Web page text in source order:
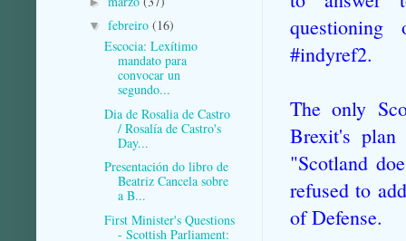
questioning
#indyref2.
The only
Brexit's plan
"Scotland
refused to
of Defense.
▼ febreiro (16)
Escocia: Lexítimo
mandato para
convocar un
segundo...
Dia de Rosalia de Castro
/ Rosalía de Castro's
Day...
Presentación do libro de
Beatriz Cancela sobre
a B...
First Minister's Questions
- Scottish Parliament: